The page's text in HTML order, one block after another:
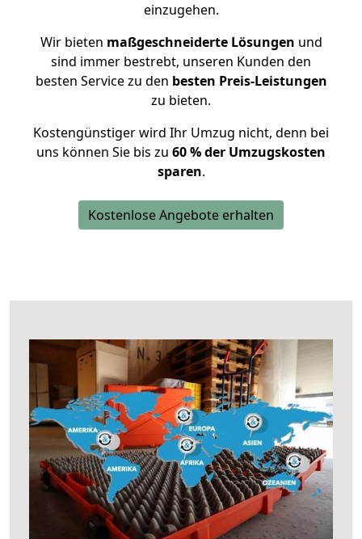
einzugehen.
Wir bieten maßgeschneiderte Lösungen und
sind immer bestrebt, unseren Kunden den
besten Service zu den besten Preis-Leistungen
zu bieten.
Kostengünstiger wird Ihr Umzug nicht, denn bei
uns können Sie bis zu 60 % der Umzugskosten
sparen.
Kostenlose Angebote erhalten